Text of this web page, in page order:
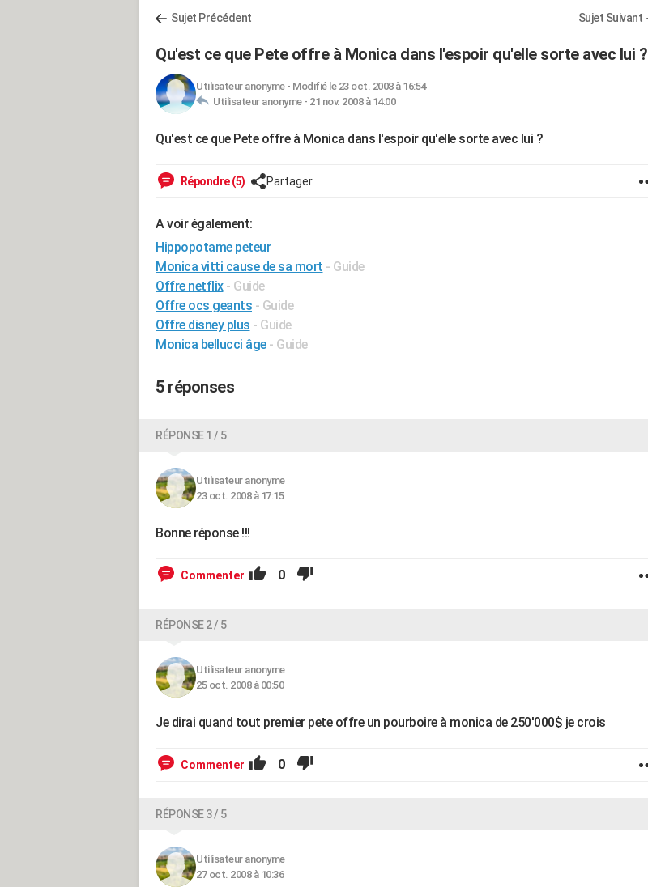
Sujet Précédent Sujet Suivant
Qu'est ce que Pete offre à Monica dans l'espoir qu'elle sorte avec lui ?
Utilisateur anonyme- Modifié le 23 oct. 2008 à 16:54
Utilisateur anonyme - 21 nov. 2008 à 14:00
Qu'est ce que Pete offre à Monica dans l'espoir qu'elle sorte avec lui ?
Répondre (5) Partager
A voir également:
Hippopotame peteur
Monica vitti cause de sa mort - Guide
Offre netflix - Guide
Offre ocs geants - Guide
Offre disney plus - Guide
Monica bellucci âge - Guide
5 réponses
RÉPONSE 1 / 5
Utilisateur anonyme
23 oct. 2008 à 17:15
Bonne réponse !!!
Commenter 0
RÉPONSE 2 / 5
Utilisateur anonyme
25 oct. 2008 à 00:50
Je dirai quand tout premier pete offre un pourboire à monica de 250'000$ je crois
Commenter 0
RÉPONSE 3 / 5
Utilisateur anonyme
27 oct. 2008 à 10:36